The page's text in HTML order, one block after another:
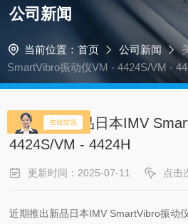
公司新闻
当前位置： 首页 公司新闻
SmartVibro振动仪VM - 4424S/VM -
美萨发布新品日本IMV
4424S/VM - 4424H
更新时间：2025-07-11 点击
近期推出新品日本IMV SmartVibro振动